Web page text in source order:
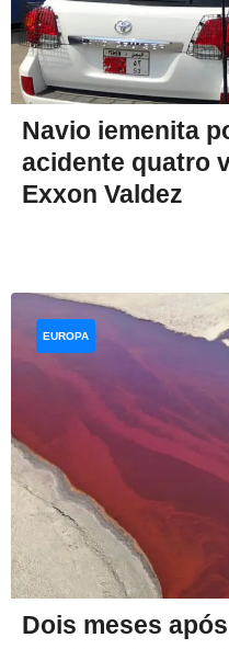
Navio iemenita
acidente quatro
Exxon Valdez
Dois meses
EUROPA